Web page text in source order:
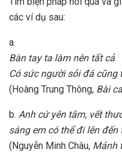
các ví dụ sau:
a.
Bàn tay ta làm nên tất cả
Có sức người sỏi đá cũng
(Hoàng Trung Thông, Bài
b. Anh cứ yên tâm, vết
sáng em có thể đi lên đến
(Nguyễn Minh Châu, Mảnh